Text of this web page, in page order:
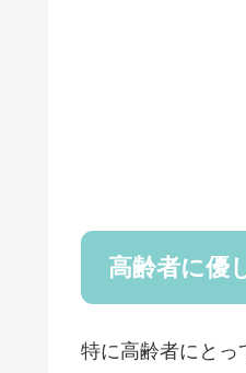
高齢者に優
特に高齢者にとっ